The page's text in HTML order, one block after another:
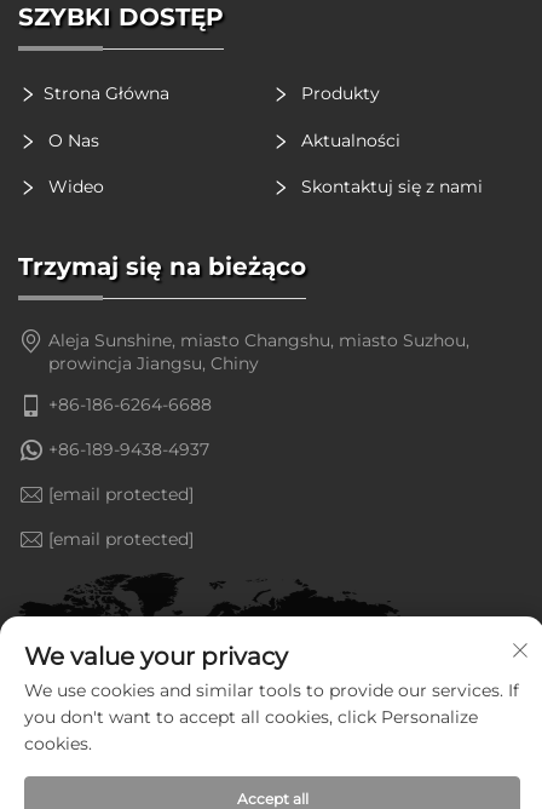
SZYBKI DOSTĘP
Strona Główna Produkty
O Nas Aktualności
Wideo Skontaktuj się z nami
Trzymaj się na bieżąco
Aleja Sunshine, miasto Changshu, miasto Suzhou,
prowincja Jiangsu, Chiny
+86-186-6264-6688
+86-189-9438-4937
[email protected]
[email protected]
We value your privacy
We use cookies and similar tools to provide our services. If
you don't want to accept all cookies, click Personalize
cookies.
Accept all